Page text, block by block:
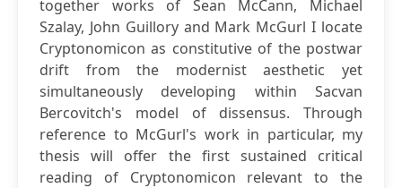
together works of Sean McCann, Michael
Szalay, John Guillory and Mark McGurl I locate
Cryptonomicon as constitutive of the postwar
drift from the modernist aesthetic yet
simultaneously developing within Sacvan
Bercovitch's model of dissensus. Through
reference to McGurl's work in particular, my
thesis will offer the first sustained critical
reading of Cryptonomicon relevant to the